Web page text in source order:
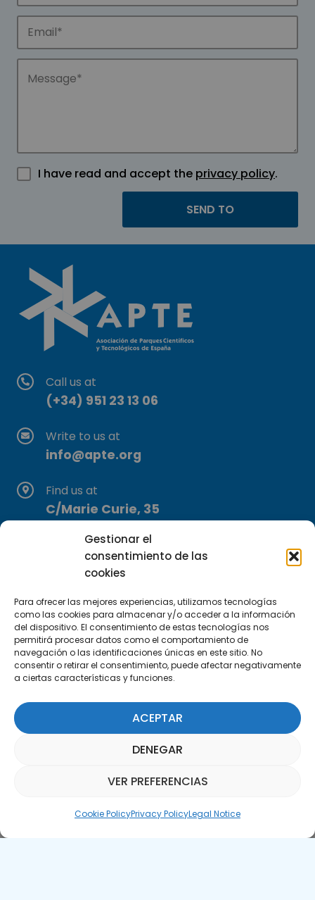
Gestionar el
consentimiento de las
cookies
Para ofrecer las mejores experiencias, utilizamos tecnologías
como las cookies para almacenar y/o acceder a la información
del dispositivo. El consentimiento de estas tecnologías nos
permitirá procesar datos como el comportamiento de
navegación o las identificaciones únicas en este sitio. No
consentir o retirar el consentimiento, puede afectar negativamente
a ciertas características y funciones.
ACEPTAR
DENEGAR
VER PREFERENCIAS
Cookie PolicyPrivacy PolicyLegal Notice
I have read and accept the privacy policy.
Call us at
(+34) 951 23 13 06
Write to us at
info@apte.org
Find us at
C/Marie Curie, 35
Subscribe to our Newsletter
SUBSCRIBE HERE